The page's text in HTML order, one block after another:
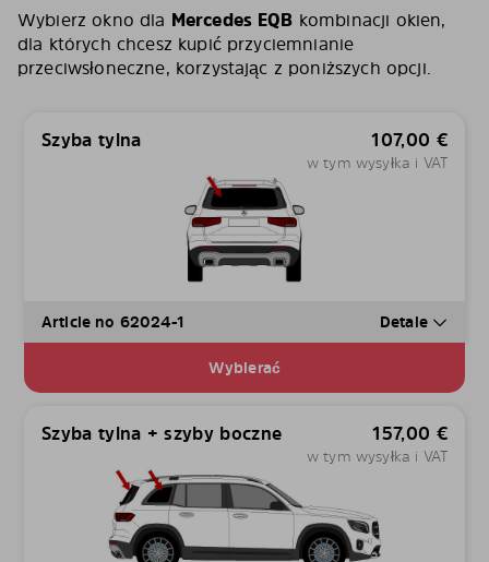
Wybierz okno dla Mercedes EQB kombinacji okien,
dla których chcesz kupić przyciemnianie
przeciwsłoneczne, korzystając z poniższych opcji.
Szyba tylna 107,00 €
w tym wysyłka i VAT
Article no 62024-1 Detale
Wybierać
Szyba tylna + szyby boczne 157,00 €
w tym wysyłka i VAT